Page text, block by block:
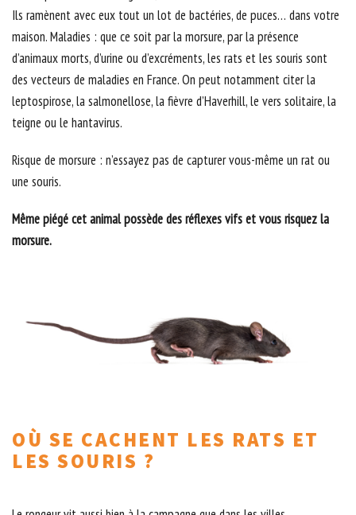
Ils ramènent avec eux tout un lot de bactéries, de puces… dans votre
maison. Maladies : que ce soit par la morsure, par la présence
d’animaux morts, d’urine ou d’excréments, les rats et les souris sont
des vecteurs de maladies en France. On peut notamment citer la
leptospirose, la salmonellose, la fièvre d’Haverhill, le vers solitaire, la
teigne ou le hantavirus.
Risque de morsure : n’essayez pas de capturer vous-même un rat ou
une souris.
Même piégé cet animal possède des réflexes vifs et vous risquez la
morsure.
OÙ SE CACHENT LES RATS ET
LES SOURIS ?